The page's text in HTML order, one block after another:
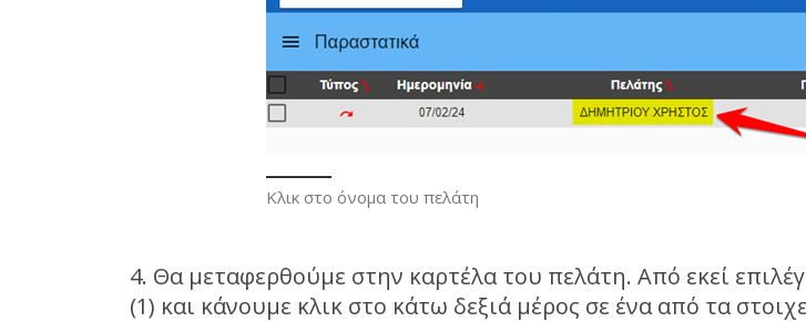
Κλικ στο όνομα του πελάτη
4. Θα μεταφερθούμε στην καρτέλα του πελάτη. Από εκεί
(1) και κάνουμε κλικ στο κάτω δεξιά μέρος σε ένα από τα